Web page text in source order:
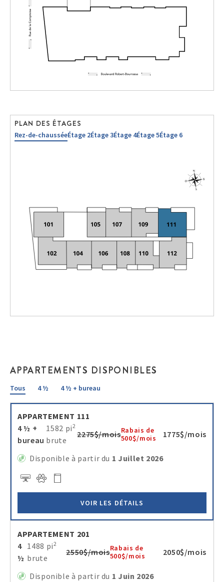
PLAN DES ÉTAGES
Rez-de-chausséeÉtage 2Étage 3Étage 4Étage 5Étage 6
APPARTEMENTS DISPONIBLES
Tous 4 ½ 4 ½ + bureau
APPARTEMENT 111
4 ½ +
bureau
1582 pi2
brute
2275$/moisRabais de
500$/mois
1775$/mois
Disponible à partir du 1 Juillet 2026
VOIR LES DÉTAILS
APPARTEMENT 201
4
½
1488 pi2
brute
2550$/moisRabais de
500$/mois
2050$/mois
Disponible à partir du 1 Juin 2026